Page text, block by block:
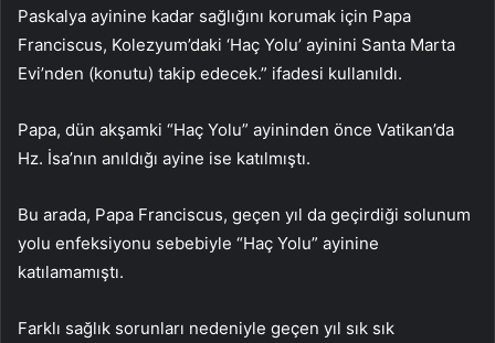
Paskalya ayinine kadar sağlığını korumak için Papa
Franciscus, Kolezyum’daki ‘Haç Yolu’ ayinini Santa Marta
Evi’nden (konutu) takip edecek.” ifadesi kullanıldı.
Papa, dün akşamki “Haç Yolu” ayininden önce Vatikan’da
Hz. İsa’nın anıldığı ayine ise katılmıştı.
Bu arada, Papa Franciscus, geçen yıl da geçirdiği solunum
yolu enfeksiyonu sebebiyle “Haç Yolu” ayinine
katılamamıştı.
Farklı sağlık sorunları nedeniyle geçen yıl sık sık